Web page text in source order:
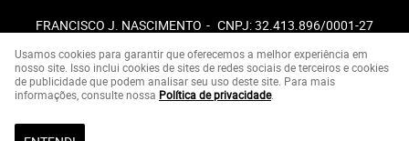
FRANCISCO J. NASCIMENTO CNPJ: 32.413.896/0001-27
LOJA VIRTUAL CRIADA POR
Usamos cookies para garantir que oferecemos a melhor experiência em
nosso site. Isso inclui cookies de sites de redes sociais de terceiros e cookies
de publicidade que podem analisar seu uso deste site. Para mais
informações, consulte nossa Política de privacidade.